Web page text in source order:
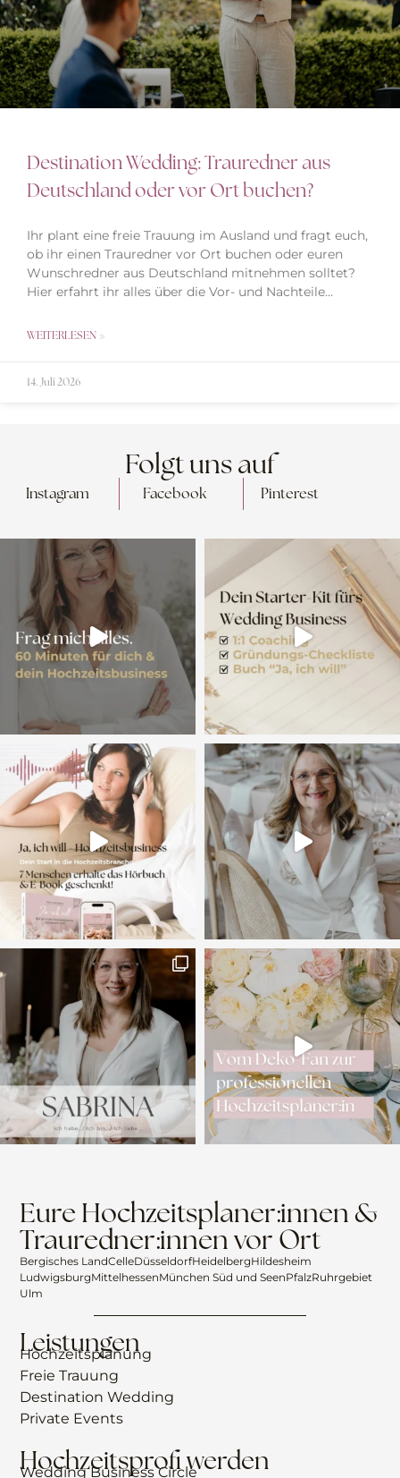
Destination Wedding: Trauredner aus
Deutschland oder vor Ort buchen?
Ihr plant eine freie Trauung im Ausland und fragt euch,
ob ihr einen Trauredner vor Ort buchen oder euren
Wunschredner aus Deutschland mitnehmen solltet?
Hier erfahrt ihr alles über die Vor- und Nachteile…
WEITERLESEN »
14. Juli 2026
Folgt uns auf
Instagram Facebook Pinterest
Eure Hochzeitsplaner:innen &
Trauredner:innen vor Ort
Bergisches LandCelleDüsseldorfHeidelbergHildesheim
LudwigsburgMittelhessenMünchen Süd und SeenPfalzRuhrgebiet
Ulm
Leistungen
Hochzeitsplanung
Freie Trauung
Destination Wedding
Private Events
Hochzeitsprofi werden
Wedding Business Circle